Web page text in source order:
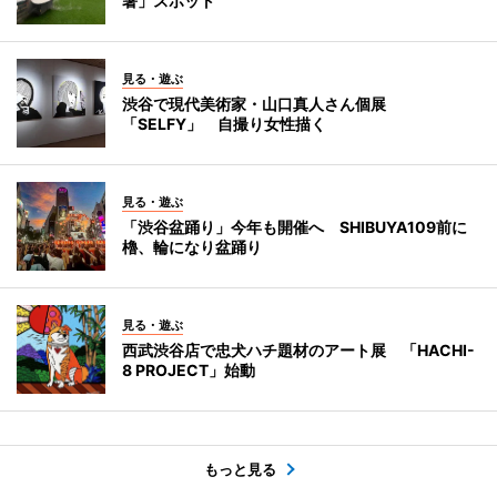
見る・遊ぶ
渋谷で現代美術家・山口真人さん個展
「SELFY」 自撮り女性描く
見る・遊ぶ
「渋谷盆踊り」今年も開催へ SHIBUYA109前に
櫓、輪になり盆踊り
見る・遊ぶ
西武渋谷店で忠犬ハチ題材のアート展 「HACHI-
8 PROJECT」始動
もっと見る